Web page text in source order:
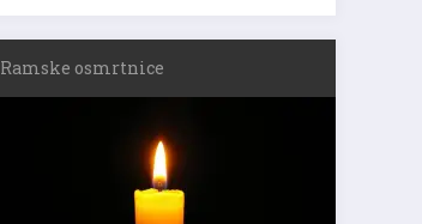
Ramske osmrtnice